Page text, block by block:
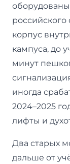
российского
корпус
кампуса, до
минут
иногда
2024–2025
лифты и
Два старых
дальше от